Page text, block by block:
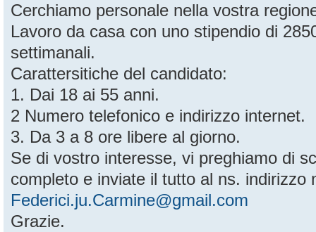
Cerchiamo personale nella vostra
Lavoro da casa con uno stipendio di
settimanali.
Carattersitiche del candidato:
1. Dai 18 ai 55 anni.
2 Numero telefonico e indirizzo internet.
3. Da 3 a 8 ore libere al giorno.
Se di vostro interesse, vi preghiamo di
completo e inviate il tutto al ns. indirizzo
Federici.ju.Carmine@gmail.com
Grazie.